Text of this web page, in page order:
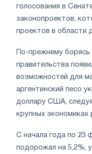
голосования в
законопроектов,
проектов в области
По-прежнему
правительства
возможностей для
аргентинский песо
доллару США,
крупных экономиках
С начала года по 23
подорожал на 5,2%,